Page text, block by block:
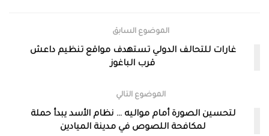
الموضوع السابق
غارات للتحالف الدولي تستهدف مواقع تنظيم داعش
قرب الباغوز
الموضوع التالي
لتحسين الصورة أمام مواليه … نظام الأسد يبدأ حملة
لمكافحة اللصوص في مدينة الميادين